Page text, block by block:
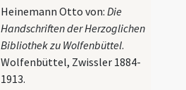
Heinemann Otto von:Die
Handschriften der Herzoglichen
Bibliothek zu Wolfenbüttel.
Wolfenbüttel, Zwissler 1884-
1913.